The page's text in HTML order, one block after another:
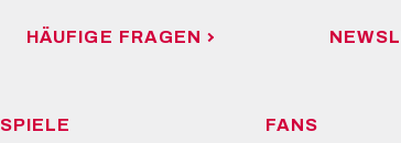
HÄUFIGE FRAGEN
SPIELE FANS